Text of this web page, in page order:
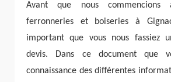
Avant que nous
ferronneries et boiseries à
important que vous nous fassiez
devis. Dans ce document que
connaissance des différentes